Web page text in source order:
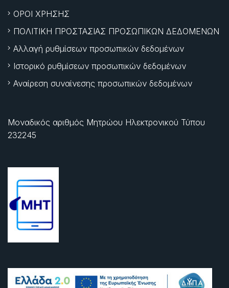
ΟΡΟΙ ΧΡΗΣΗΣ
ΠΟΛΙΤΙΚΗ ΠΡΟΣΤΑΣΙΑΣ ΠΡΟΣΩΠΙΚΩΝ ΔΕΔΟΜΕΝΩΝ
Αλλαγή ρυθμίσεων προσωπικών δεδομένων
Ιστορικό ρυθμίσεων προσωπικών δεδομένων
Αναίρεση συναίνεσης προσωπικών δεδομένων
Μοναδικός αριθμός Μητρώου Ηλεκτρονικού Τύπου
232245